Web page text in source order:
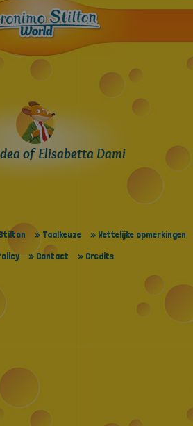
of Elisabetta Dami
» Taalkeuze
» Wettelijke opmerkingen
» Contact » Credits